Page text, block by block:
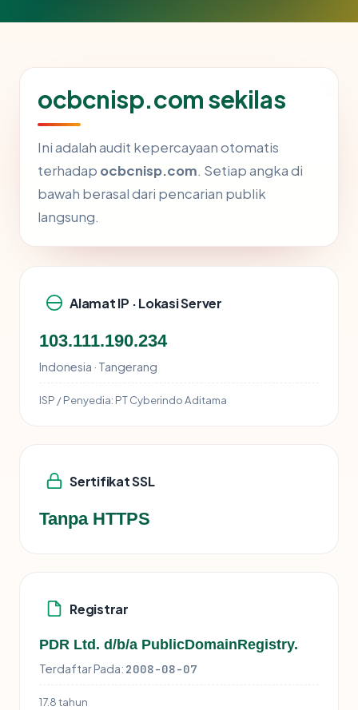
ocbcnisp.com sekilas
Ini adalah audit kepercayaan otomatis
terhadap ocbcnisp.com. Setiap angka di
bawah berasal dari pencarian publik
langsung.
Alamat IP · Lokasi Server
103.111.190.234
Indonesia · Tangerang
ISP / Penyedia: PT Cyberindo Aditama
Sertifikat SSL
Tanpa HTTPS
Registrar
PDR Ltd. d/b/a PublicDomainRegistry.
Terdaftar Pada: 2008-08-07
17.8 tahun